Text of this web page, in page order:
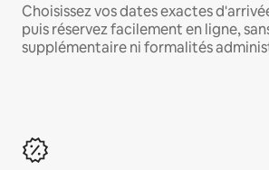
Choisissez vos dates exactes
puis réservez facilement en ligne,
supplémentaire ni formalités